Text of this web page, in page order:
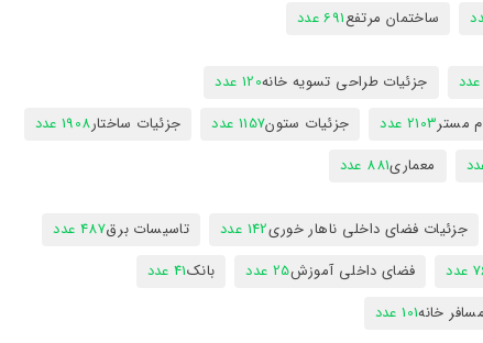
ساختمان مرتفع691 عدد
جزئیات طراحی تسویه خانه120 عدد
مستر2103 عدد جزئیات ستون1157 عدد جزئیات ساختار1908 عدد
معماری881 عدد
جزئیات فضای داخلی ناهار خوری142 عدد تاسیسات برق487 عدد
فضای داخلی آموزش25 عدد بانک41 عدد
خانه101 عدد